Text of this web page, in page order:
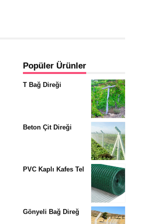
Popüler Ürünler
T Bağ Direği
Beton Çit Direği
PVC Kaplı Kafes Tel
Gönyeli Bağ Direğ